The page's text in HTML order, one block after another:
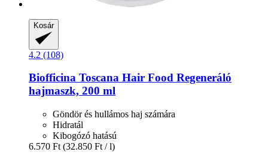
Kosár
4.2 (108)
Biofficina Toscana Hair Food Regeneráló
hajmaszk, 200 ml
Göndör és hullámos haj számára
Hidratál
Kibogózó hatású
6.570 Ft (32.850 Ft / l)